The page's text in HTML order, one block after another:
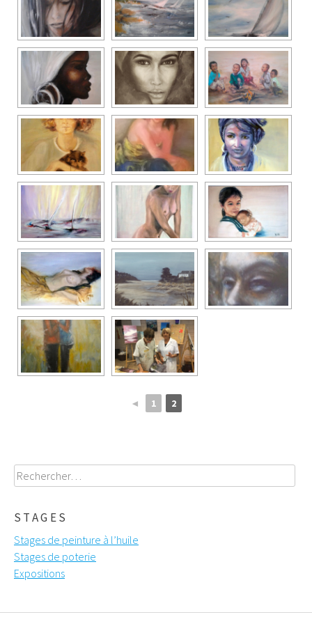
◄ 1 2
Rechercher :
STAGES
Stages de peinture à l’huile
Stages de poterie
Expositions